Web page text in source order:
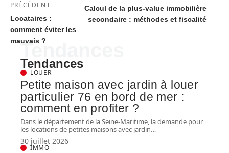
PRÉCÉDENT
Locataires :
comment éviter les
mauvais ?
Calcul de la plus-value immobilière
secondaire : méthodes et fiscalité
Tendances
Tendances
LOUER
Petite maison avec jardin à louer
particulier 76 en bord de mer :
comment en profiter ?
Dans le département de la Seine-Maritime, la demande pour
les locations de petites maisons avec jardin…
30 juillet 2026
IMMO